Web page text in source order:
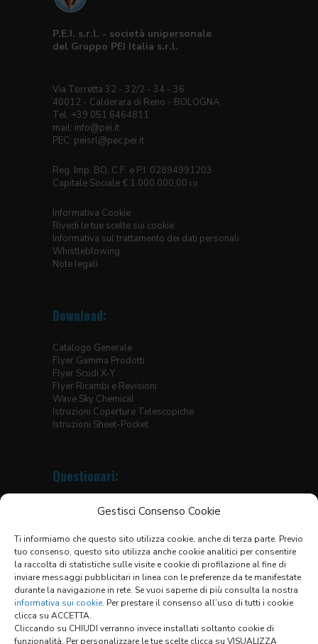
Gestisci Consenso Cookie
Ti informiamo che questo sito utilizza cookie, anche di terza parte. Previo
tuo consenso, questo sito utilizza anche cookie analitici per consentire
la raccolta di statistiche sulle visite e cookie di profilazione al fine di
inviare messaggi pubblicitari in linea con le preferenze da te manifestate
durante la navigazione in rete. Se vuoi saperne di più consulta la nostra
informativa sui cookie. Per prestare il consenso all’uso di tutti i cookie
clicca su ACCETTA.
Cliccando su CHIUDI verranno invece installati soltanto cookie di
funzionalità. Per personalizzare le tue scelte clicca su VISUALIZZA
P.E.I. s.r.l. - società unipersonale
del Gruppo PEI Italia s.r.l.
Via Torretta 32 - 32/2 - 34 - 36
40012 - Calderara di Reno - BOLOGNA
Tel. +39 051 6464811
mail: info@pei.it
PEC: peisrl@pec.pei.it
Reg. Imp. BO, C.F. e P.I. 02894991203
Capitale Sociale € 1.000.000,00 i.v.
Informativa Cookie
Rivedi le tue scelte sui cookie
Informativa sul trattamento dei dati personali
Whistleblowing
Note legali
Download:
Catalogo Generale
Flyer Gamma Prodotti
Flyer Scudi X-Y
Flyer Ricambi e Revisioni
Wave Sky Chemical
Istruzioni Coperture Telescopiche
Istruzioni Sheet-Pocket
Questionari:
Coperture Telescopiche
Soffietti Circolari
Soffietti per Tavole Elevatrici
Soffietti Termosaldati
Soffietti Piani Cuciti
Soffietti Termosaldati Guide Lineari
Scudi X-Y
Lista dei Materiali
Condizioni generali di vendita